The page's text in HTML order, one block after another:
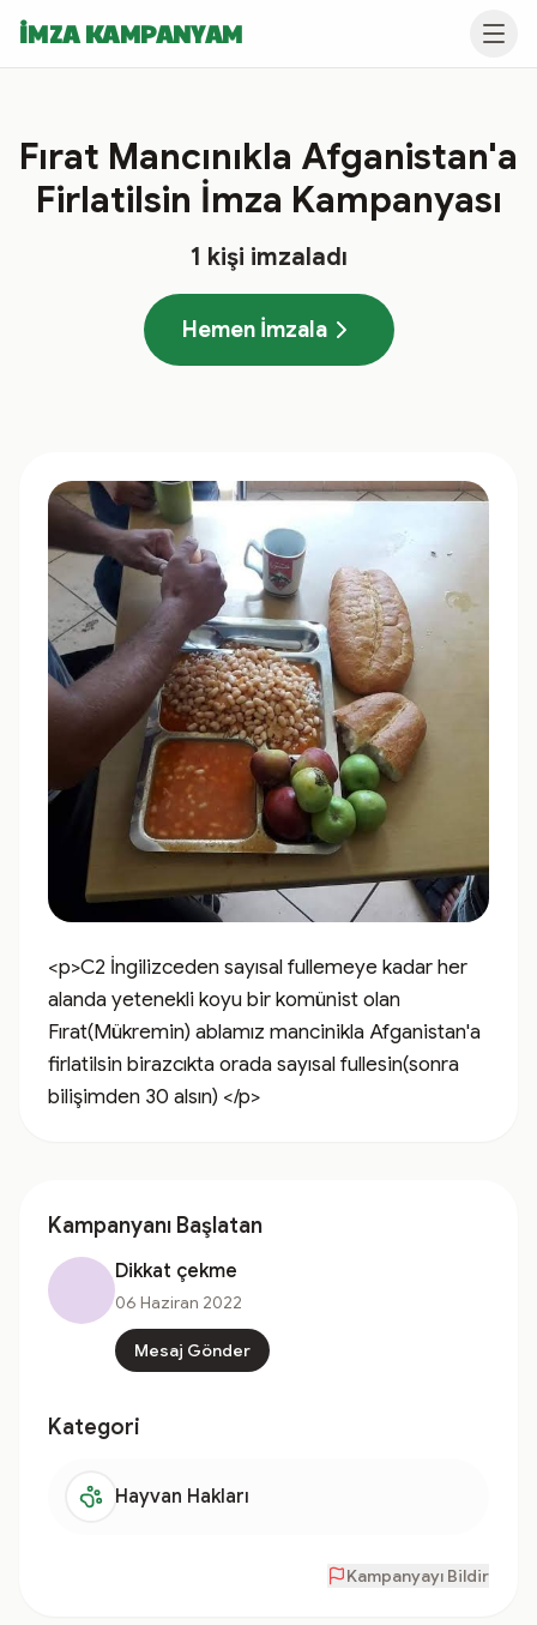
İMZA KAMPANYAM
Fırat Mancınıkla Afganistan'a
Firlatilsin İmza Kampanyası
1 kişi imzaladı
Hemen İmzala
<p>C2 İngilizceden sayısal fullemeye kadar her
alanda yetenekli koyu bir komünist olan
Fırat(Mükremin) ablamız mancinikla Afganistan'a
firlatilsin birazcıkta orada sayısal fullesin(sonra
bilişimden 30 alsın) </p>
Kampanyanı Başlatan
Dikkat çekme
06 Haziran 2022
Mesaj Gönder
Kategori
Hayvan Hakları
Kampanyayı Bildir